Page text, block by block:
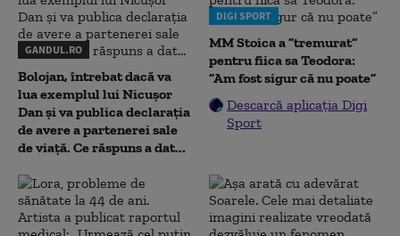
GANDUL.RO
Bolojan, întrebat dacă va
lua exemplul lui Nicușor
Dan și va publica declarația
de avere a partenerei sale
de viață. Ce răspuns a dat...
DIGI SPORT
MM Stoica a ”tremurat”
pentru fiica sa Teodora:
”Am fost sigur că nu poate”
Descarcă aplicația Digi
Sport